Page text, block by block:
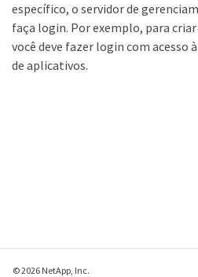
específico, o servidor de
faça login. Por exemplo, para
você deve fazer login com acesso
de aplicativos.
© 2026 NetApp, Inc.